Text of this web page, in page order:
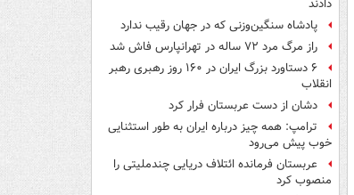
دادند
پادشاه سنگین‌وزنی که در جهان رقیب ندارد
راز مرگ مرد ۷۲ ساله در تهرانپارس فاش شد
۶ دستاورد بزرگ ایران در ۱۶۰ روز رهبری رهبر
انقلاب
دشان از دست عربستان فرار کرد
ترامپ: همه چیز درباره ایران به طور استثنایی
خوب پیش می‌رود
عربستان فرمانده ائتلاف دریایی چندملیتی را
منصوب کرد